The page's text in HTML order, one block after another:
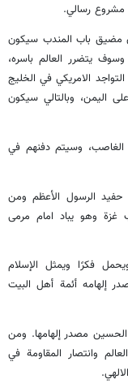
مشروع رسالي.
مضيق باب المندب سيكون
يتضرر العالم باسره،
الامريكي في الخليج
اليمن، وبالتالي سيكون
الغاصب، وسيتم دفنهم في
حفيد الرسول الأعظم ومن
غزة وهو يباد امام مرمى
فكرًا ويمثل الإسلام
إلهامه أئمة أهل البيت
مصدر إلهامها. ومن
وانتصار المقاومة في